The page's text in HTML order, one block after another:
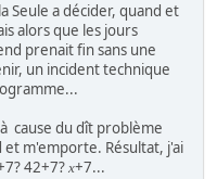
Seule a décider, quand et
alors que les jours
prenait fin sans une
un incident technique
cause du dît problème
m'emporte. Résultat, j'ai
42+7? x+7...